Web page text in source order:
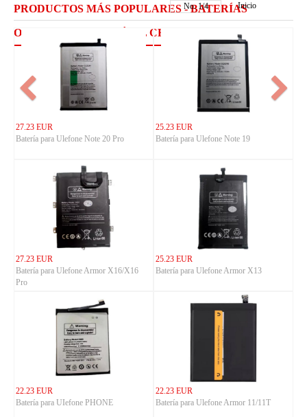
PRODUCTOS MÁS POPULARES - BATERÍAS
ORDENADOR PORTÁTIL CHUWI
No.1/4 Inicio
27.23 EUR
Batería para Ulefone Note 20 Pro
25.23 EUR
Batería para Ulefone Note 19
27.23 EUR
Batería para Ulefone Armor X16/X16
Pro
25.23 EUR
Batería para Ulefone Armor X13
22.23 EUR
Batería para UIefone PHONE
22.23 EUR
Batería para Ulefone Armor 11/11T